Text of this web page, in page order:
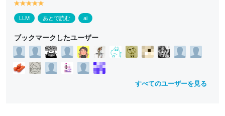
y
e
ll
w
y
e
ll
o
w
y
e
ll
w
y
e
ll
w
e
ll
w
LLM あとで読む ai
ブックマークしたユーザー
すべてのユーザーを見る